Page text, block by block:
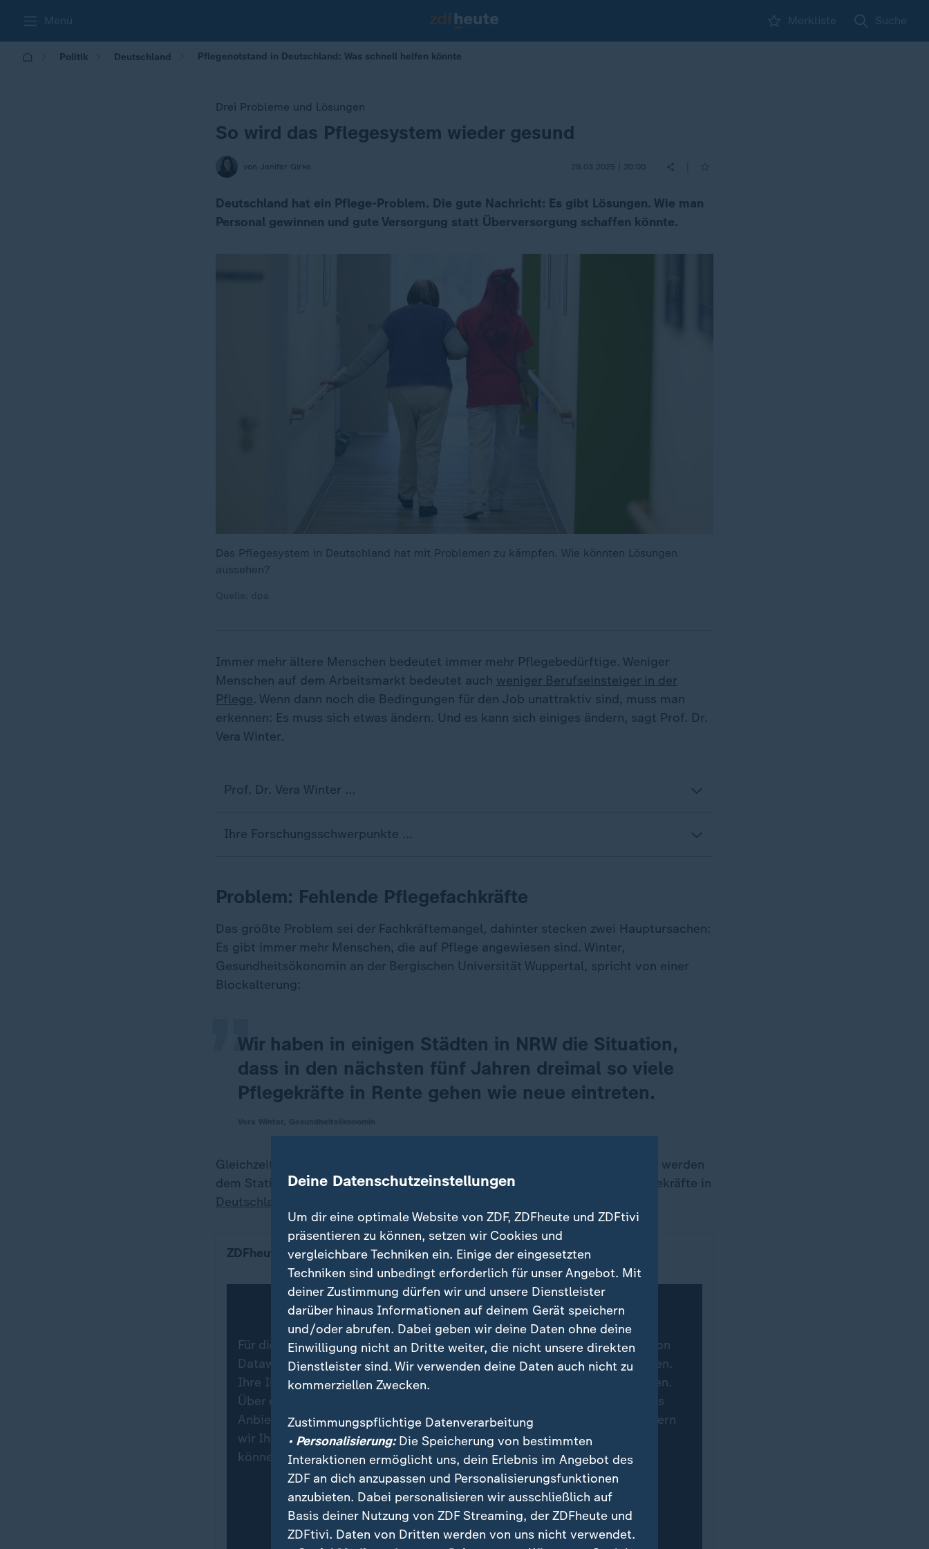
Menü Merkliste Suche
Politik Deutschland Pflegenotstand in Deutschland: Was schnell helfen könnte
Drei Probleme und Lösungen
:
So wird das Pflegesystem wieder gesund
von Jenifer Girke 29.03.2025 | 20:00
Deutschland hat ein Pflege-Problem. Die gute Nachricht: Es gibt Lösungen. Wie man
Personal gewinnen und gute Versorgung statt Überversorgung schaffen könnte.
Das Pflegesystem in Deutschland hat mit Problemen zu kämpfen. Wie könnten Lösungen
aussehen?
Immer mehr ältere Menschen bedeutet immer mehr Pflegebedürftige. Weniger
Menschen auf dem Arbeitsmarkt bedeutet auch weniger Berufseinsteiger in der
Pflege. Wenn dann noch die Bedingungen für den Job unattraktiv sind, muss man
erkennen: Es muss sich etwas ändern. Und es kann sich einiges ändern, sagt Prof. Dr.
Vera Winter.
Prof. Dr. Vera Winter ...
Ihre Forschungsschwerpunkte ...
Problem: Fehlende Pflegefachkräfte
Das größte Problem sei der Fachkräftemangel, dahinter stecken zwei Hauptursachen:
Es gibt immer mehr Menschen, die auf Pflege angewiesen sind. Winter,
Gesundheitsökonomin an der Bergischen Universität Wuppertal, spricht von einer
Blockalterung:
Wir haben in einigen Städten in NRW die Situation,
dass in den nächsten fünf Jahren dreimal so viele
Pflegekräfte in Rente gehen wie neue eintreten.
„
Gleichzeitig kommen nicht genug neue Pflegefachkräfte nach. Im Jahr 2049 werden
dem Statistischen Bundesamt zufolge zwischen 280.000 und 690.000 Pflegekräfte in
Deutschland
Bedarf an Pflegekräften übersteigt Angebot
ZDFheute Infografik
Ein Klick für den Datenschutz
Für die Darstellung von ZDFheute Infografiken nutzen wir die Software von
Datawrapper. Erst wenn Sie hier klicken, werden die Grafiken nachgeladen.
Ihre IP-Adresse wird dabei an externe Server von Datawrapper übertragen.
Über den Datenschutz von Datawrapper können Sie sich auf der Seite des
Anbieters informieren. Um Ihre künftigen Besuche zu erleichtern, speichern
wir Ihre Zustimmung in denDatenschutzeinstellungen. Ihre Zustimmung
können Sie im Bereich „Meine News“ jederzeit widerrufen.
Infografiken anzeigen
Datenschutzeinstellungen anpassen
Deine Datenschutzeinstellungen
Um dir eine optimale Website von ZDF, ZDFheute und ZDFtivi
präsentieren zu können, setzen wir Cookies und
vergleichbare Techniken ein. Einige der eingesetzten
Techniken sind unbedingt erforderlich für unser Angebot. Mit
deiner Zustimmung dürfen wir und unsere Dienstleister
darüber hinaus Informationen auf deinem Gerät speichern
und/oder abrufen. Dabei geben wir deine Daten ohne deine
Einwilligung nicht an Dritte weiter, die nicht unsere direkten
Dienstleister sind. Wir verwenden deine Daten auch nicht zu
kommerziellen Zwecken.
Zustimmungspflichtige Datenverarbeitung
• Personalisierung:Die Speicherung von bestimmten
Interaktionen ermöglicht uns, dein Erlebnis im Angebot des
ZDF an dich anzupassen und Personalisierungsfunktionen
anzubieten. Dabei personalisieren wir ausschließlich auf
Basis deiner Nutzung von ZDF Streaming, der ZDFheute und
ZDFtivi. Daten von Dritten werden von uns nicht verwendet.